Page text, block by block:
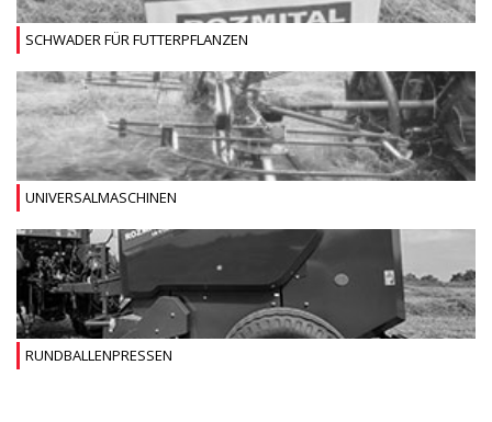
SCHWADER FÜR FUTTERPFLANZEN
UNIVERSALMASCHINEN
RUNDBALLENPRESSEN